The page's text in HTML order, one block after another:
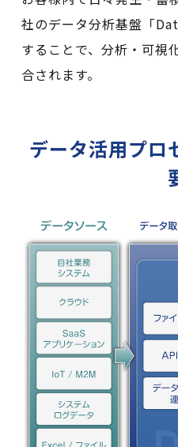
社のデータ分析基盤「
することで、分析・可視
合されます。
データ活用プロ